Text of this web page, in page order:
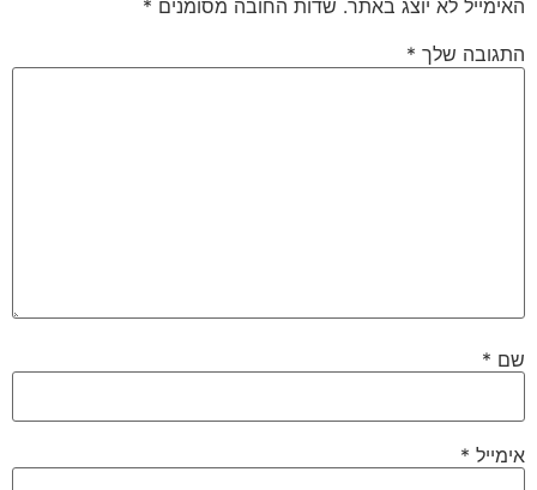
האימייל לא יוצג באתר. שדות החובה מסומנים *
התגובה שלך *
שם *
אימייל *